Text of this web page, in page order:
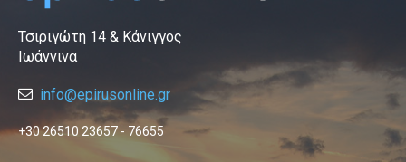
Τσιριγώτη 14 & Κάνιγγος
Ιωάννινα
info@epirusonline.gr
+30 26510 23657 - 76655